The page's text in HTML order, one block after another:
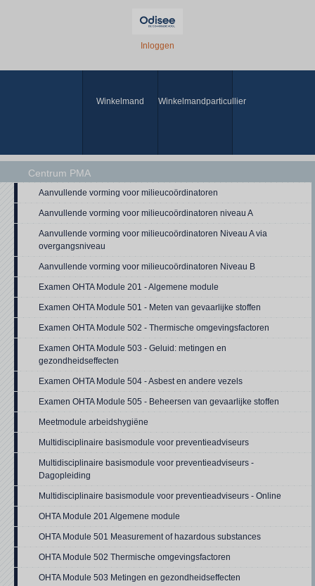
Inloggen
Winkelmand Winkelmandparticullier
Centrum PMA
Aanvullende vorming voor milieucoördinatoren
Aanvullende vorming voor milieucoördinatoren niveau A
Aanvullende vorming voor milieucoördinatoren Niveau A via
overgangsniveau
Aanvullende vorming voor milieucoördinatoren Niveau B
Examen OHTA Module 201 - Algemene module
Examen OHTA Module 501 - Meten van gevaarlijke stoffen
Examen OHTA Module 502 - Thermische omgevingsfactoren
Examen OHTA Module 503 - Geluid: metingen en
gezondheidseffecten
Examen OHTA Module 504 - Asbest en andere vezels
Examen OHTA Module 505 - Beheersen van gevaarlijke stoffen
Meetmodule arbeidshygiëne
Multidisciplinaire basismodule voor preventieadviseurs
Multidisciplinaire basismodule voor preventieadviseurs -
Dagopleiding
Multidisciplinaire basismodule voor preventieadviseurs - Online
OHTA Module 201 Algemene module
OHTA Module 501 Measurement of hazardous substances
OHTA Module 502 Thermische omgevingsfactoren
OHTA Module 503 Metingen en gezondheidseffecten